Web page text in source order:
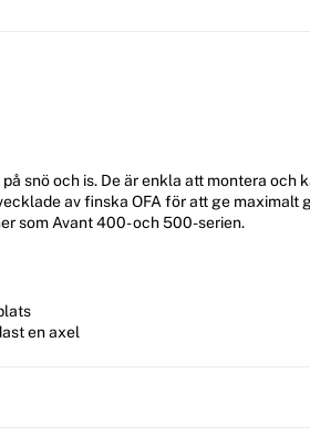
snö och is. De är enkla att montera och
av finska OFA för att ge maximalt
som Avant 400- och 500-serien.
en axel